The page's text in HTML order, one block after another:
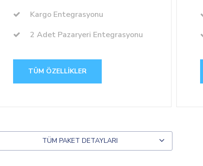
Kargo Entegrasyonu
2 Adet Pazaryeri Entegrasyonu
TÜM ÖZELLIKLER
TÜM PAKET DETAYLARI